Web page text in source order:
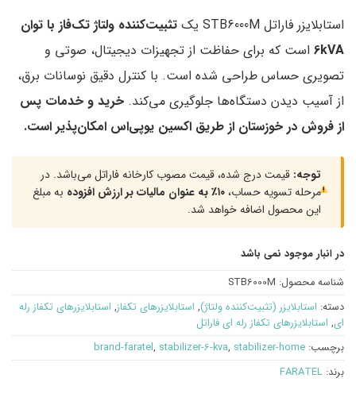
استابلایزر فاراتل STB6000M یک
تثبیت‌کننده ولتاژ تک‌فاز با توان
6kVA است که برای حفاظت از تجهیزات دیجیتال، صوتی و
تصویری حساس طراحی شده است. با کنترل دقیق نوسانات برق،
از آسیب دیدن دستگاه‌ها جلوگیری می‌کند. خرید و خدمات پس
از فروش در خوزستان از طریق اکسین یوپی‌اس امکان‌پذیر است.
توجه: قیمت درج شده، قیمت مصوب کارخانه فاراتل می‌باشد. در
مرحله تسویه حساب،۱۰٪ به عنوان مالیات بر ارزش افزوده
به مبلغ
این محصول اضافه خواهد شد.
در انبار موجود نمی باشد
شناسه محصول: STB6000M
دسته: استابلایزر (تثبیت‌کننده ولتاژ), استابلایزرهای تکفاز, استابلایزرهای تکفاز رله
ای, استابلایزرهای تکفاز رله ای فاراتل
برچسب:
brand-faratel, stabilizer-6-kva, stabilizer-home
برند: FARATEL